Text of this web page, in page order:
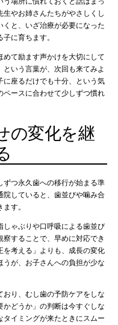
やお姉さんたちがやさしくし
と、いざ治療が必要になった
に育ちます。
て励ます声かけを大切にして
いう言葉が、次回も来てみよ
に座るだけでも十分、という気
ースに合わせて少しずつ慣れ
の変化を継
ずつ永久歯への移行が始まる準
していると、歯並びや噛み合
す。
ゃぶりや口呼吸による歯並び
することで、早めに対応でき
を考える」よりも、成長の変化
が、お子さんへの負担が少な
り、むし歯の予防ケアをしな
どうか」の判断は今すぐしな
タイミングが来たときにスムー